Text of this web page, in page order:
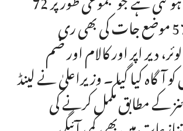
فیصد بنتی ہے ۔ اسی طرح ضلع ایبٹ آباد میں 111 موضع جات میں سے 57 موضع جات کی بھی ری
، دیر لوئر، دیر اپر اور کالام اور ضم
کیا گیا ۔ وزیراعلیٰ نے لینڈ
کے مطابق مکمل کرنے کی